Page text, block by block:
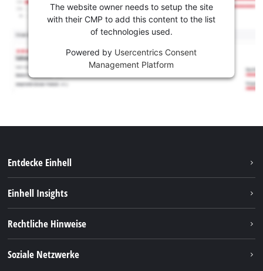
The website owner needs to setup the site
with their CMP to add this content to the list
of technologies used.
Powered by Usercentrics Consent
Management Platform
Entdecke Einhell
Akkusystem
Einhell Insights
Rechtliche Hinweise
Soziale Netzwerke